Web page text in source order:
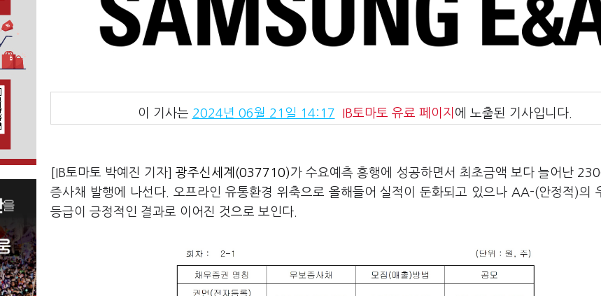
이 기사는 2024년 06월 21일 14:17 IB토마토 유료 페이지 에 노출된 기사입니다.
[IB토마토 박예진 기자]광주신세계(037710)가 수요예측 흥행에 성공하면서 최초금액 보다 늘어난
증사채 발행에 나선다. 오프라인 유통환경 위축으로 올해들어 실적이 둔화되고 있으나 AA-(안정적)의
등급이 긍정적인 결과로 이어진 것으로 보인다.